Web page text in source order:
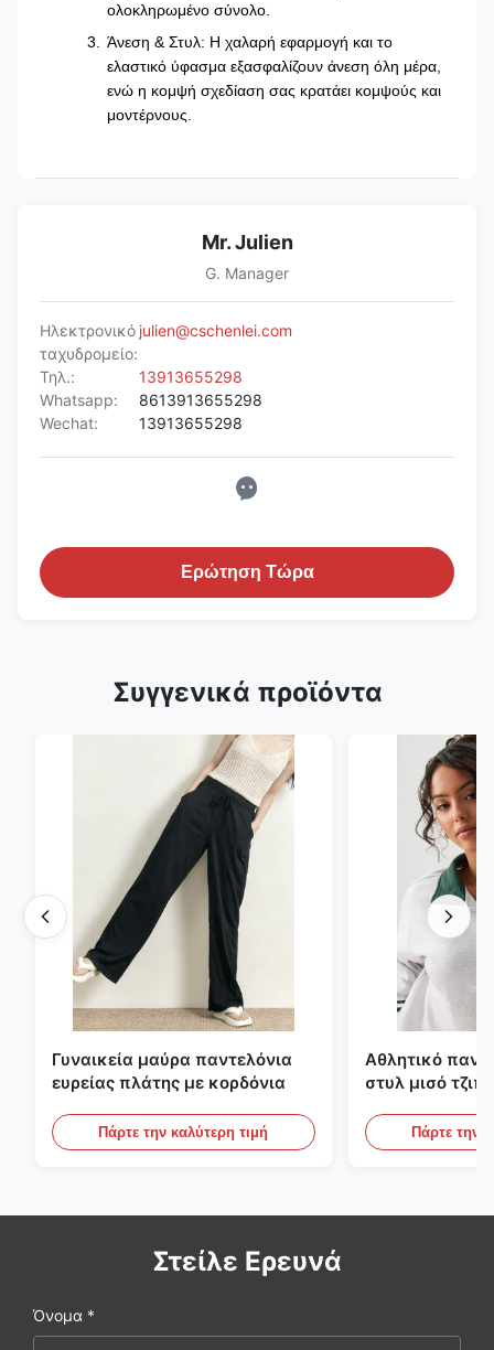
ολοκληρωμένο σύνολο.
Άνεση & Στυλ: Η χαλαρή εφαρμογή και το
ελαστικό ύφασμα εξασφαλίζουν άνεση όλη μέρα,
ενώ η κομψή σχεδίαση σας κρατάει κομψούς και
μοντέρνους.
Mr. Julien
G. Manager
Ηλεκτρονικό
ταχυδρομείο:
julien@cschenlei.com
Τηλ.:
13913655298
Whatsapp:
8613913655298
Wechat:
13913655298
Ερώτηση Τώρα
Συγγενικά προϊόντα
Γυναικεία μαύρα παντελόνια
ευρείας πλάτης με κορδόνια
Πάρτε την καλύτερη τιμή
Αθλητικό
στυλ μισό
Πάρτε την
Στείλε Ερευνά
Όνομα *